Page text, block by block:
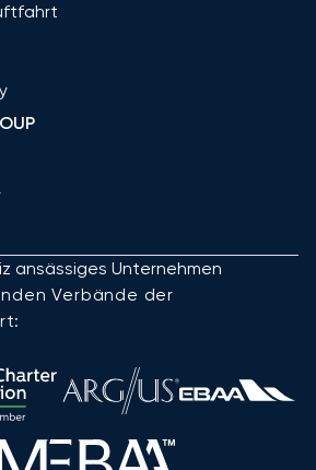
ansässiges Unternehmen
Verbände der